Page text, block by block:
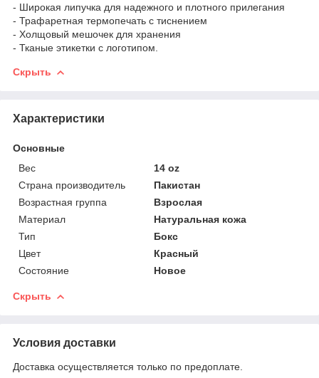
- Широкая липучка для надежного и плотного прилегания
- Трафаретная термопечать с тиснением
- Холщовый мешочек для хранения
- Тканые этикетки с логотипом.
Скрыть
Характеристики
Основные
Вес
14 oz
Страна производитель
Пакистан
Возрастная группа
Взрослая
Материал
Натуральная кожа
Тип
Бокс
Цвет
Красный
Состояние
Новое
Скрыть
Условия доставки
Доставка осуществляется только по предоплате.